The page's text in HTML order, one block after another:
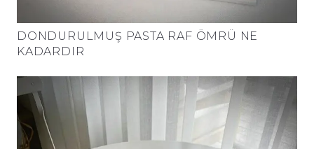
DONDURULMUŞ PASTA RAF ÖMRÜ NE
KADARDIR